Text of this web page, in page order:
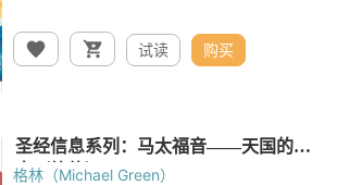
试读 购买
格林（Michael Green）